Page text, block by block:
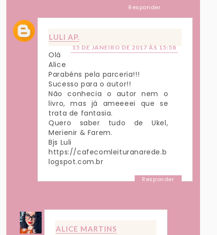
Responder
LULI AP.
15 DE JANEIRO DE 2017 ÀS 15:58
Olá
Alice
Parabéns pela parceria!!!
Sucesso para o autor!!
Não conhecia o autor nem o
livro, mas já ameeeei que se
trata de fantasia.
Quero saber tudo de Ukel,
Merienir & Farem.
Bjs Luli
https://cafecomleituranarede.b
logspot.com.br
Responder
ALICE MARTINS